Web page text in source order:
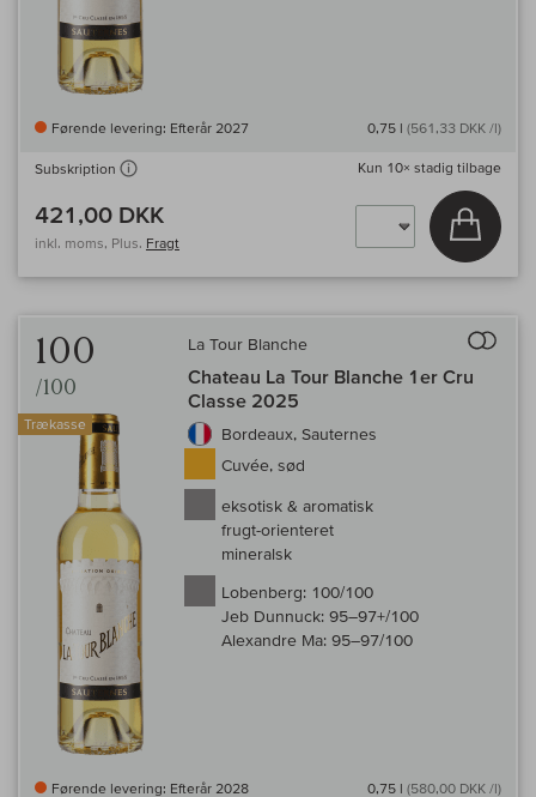
Førende levering: Efterår 2027 0,75 l (561,33 DKK /l)
Subskription Kun 10× stadig tilbage
421,00 DKK
inkl. moms, Plus. Fragt
Læg i
100
/100
Trækasse
La Tour Blanche
Chateau La Tour Blanche 1er Cru
Classe 2025
Bordeaux, Sauternes
Cuvée, sød
eksotisk & aromatisk
frugt-orienteret
mineralsk
Lobenberg: 100/100
Jeb Dunnuck: 95–97+/100
Alexandre Ma: 95–97/100
Førende levering: Efterår 2028 0,75 l (580,00 DKK /l)